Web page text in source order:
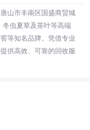
山市丰南区国盛商贸城
冬虫夏草及茶叶等高端
等知名品牌。凭借专业
供高效、可靠的回收服